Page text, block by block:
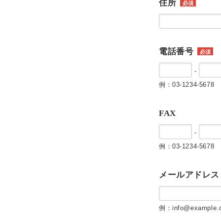
住所 必須
電話番号 必須
-
例：03-1234-5678
FAX
-
例：03-1234-5678
メールアドレス
例：